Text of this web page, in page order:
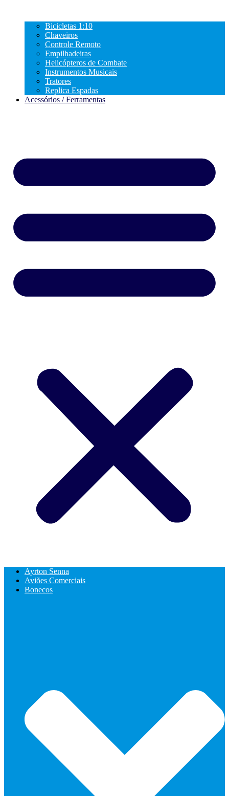
Bicicletas 1:10
Chaveiros
Controle Remoto
Empilhadeiras
Helicópteros de Combate
Instrumentos Musicais
Tratores
Replica Espadas
Acessórios / Ferramentas
Ayrton Senna
Aviões Comerciais
Bonecos